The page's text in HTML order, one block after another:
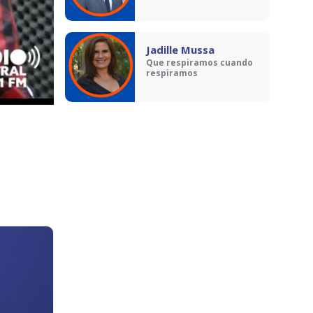
Jadille Mussa
Que respiramos cuando
respiramos